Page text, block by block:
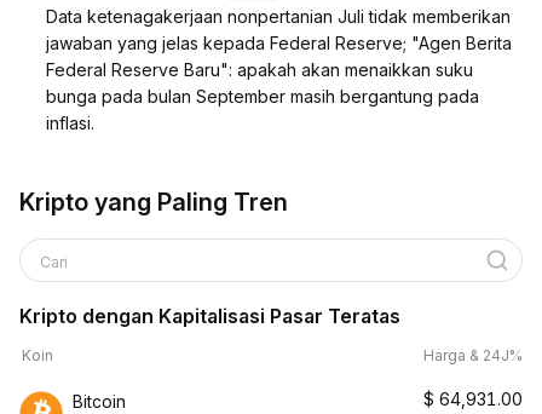
Data ketenagakerjaan nonpertanian Juli tidak memberikan
jawaban yang jelas kepada Federal Reserve; "Agen Berita
Federal Reserve Baru": apakah akan menaikkan suku
bunga pada bulan September masih bergantung pada
inflasi.
Kripto yang Paling Tren
Cari
Kripto dengan Kapitalisasi Pasar Teratas
Koin Harga & 24J%
Bitcoin $ 64,931.00